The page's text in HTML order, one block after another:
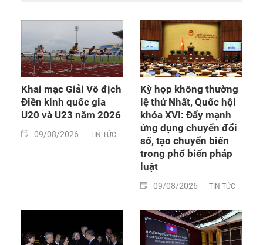
Khai mạc Giải Vô địch
Điền kinh quốc gia
U20 và U23 năm 2026
09/08/2026 TIN TỨC
Kỳ họp không thường
lệ thứ Nhất, Quốc hội
khóa XVI: Đẩy mạnh
ứng dụng chuyển đổi
số, tạo chuyển biến
trong phổ biến pháp
luật
09/08/2026 TIN TỨC